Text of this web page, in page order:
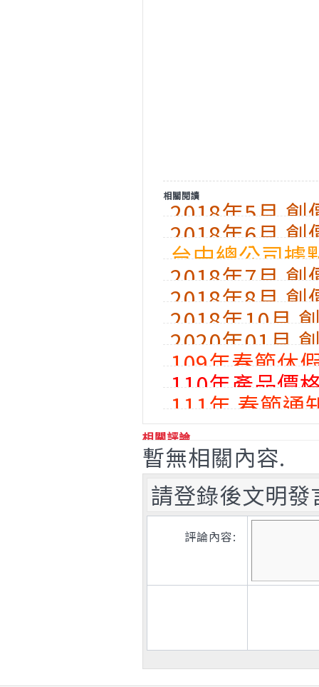
相關閱讀
2018年5月 創
2018年6月 創
台中總公司據
2018年7月 創
2018年8月 創
2018年10月
2020年01月
109年春節休
110年產品價
111年 春節通
相關評論
暫無相關內容.
請登錄後文明
評論內容: